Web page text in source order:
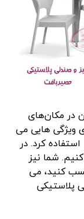
در مکان‌های
ویژگی هایی می
کرد. در
شما نیز
کنید، می
پلاستیکی